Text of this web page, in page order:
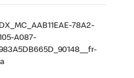
78A2-
A087-